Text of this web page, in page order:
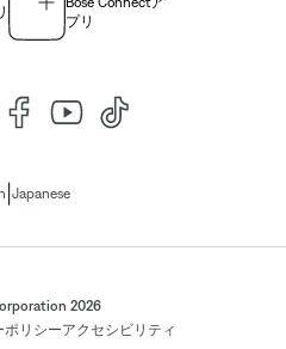
プリ
Japanese
2026
ポリシーアクセシビリティ